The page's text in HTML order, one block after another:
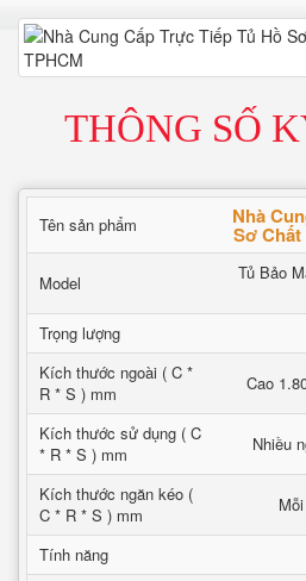
THÔNG SỐ
Tên sản phẩm Nhà
Sơ
Model
Tủ Bảo
Trọng lượng
Kích thước ngoài ( C *
R * S ) mm
Cao
Kích thước sử dụng ( C
* R * S ) mm
Nhiều
Kích thước ngăn kéo (
C * R * S ) mm
Tính năng